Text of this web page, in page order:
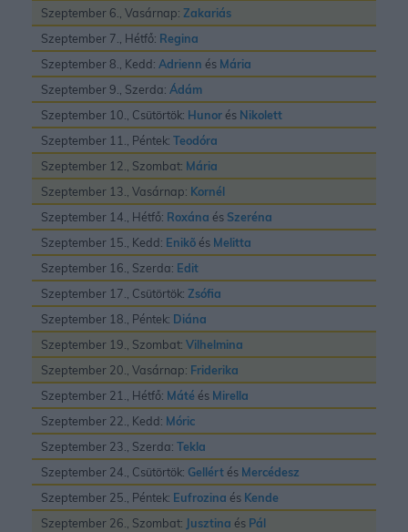
Szeptember 6., Vasárnap: Zakariás
Szeptember 7., Hétfő: Regina
Szeptember 8., Kedd: Adrienn és Mária
Szeptember 9., Szerda: Ádám
Szeptember 10., Csütörtök: Hunor és Nikolett
Szeptember 11., Péntek: Teodóra
Szeptember 12., Szombat: Mária
Szeptember 13., Vasárnap: Kornél
Szeptember 14., Hétfő: Roxána és Szeréna
Szeptember 15., Kedd: Enikõ és Melitta
Szeptember 16., Szerda: Edit
Szeptember 17., Csütörtök: Zsófia
Szeptember 18., Péntek: Diána
Szeptember 19., Szombat: Vilhelmina
Szeptember 20., Vasárnap: Friderika
Szeptember 21., Hétfő: Máté és Mirella
Szeptember 22., Kedd: Móric
Szeptember 23., Szerda: Tekla
Szeptember 24., Csütörtök: Gellért és Mercédesz
Szeptember 25., Péntek: Eufrozina és Kende
Szeptember 26., Szombat: Jusztina és Pál